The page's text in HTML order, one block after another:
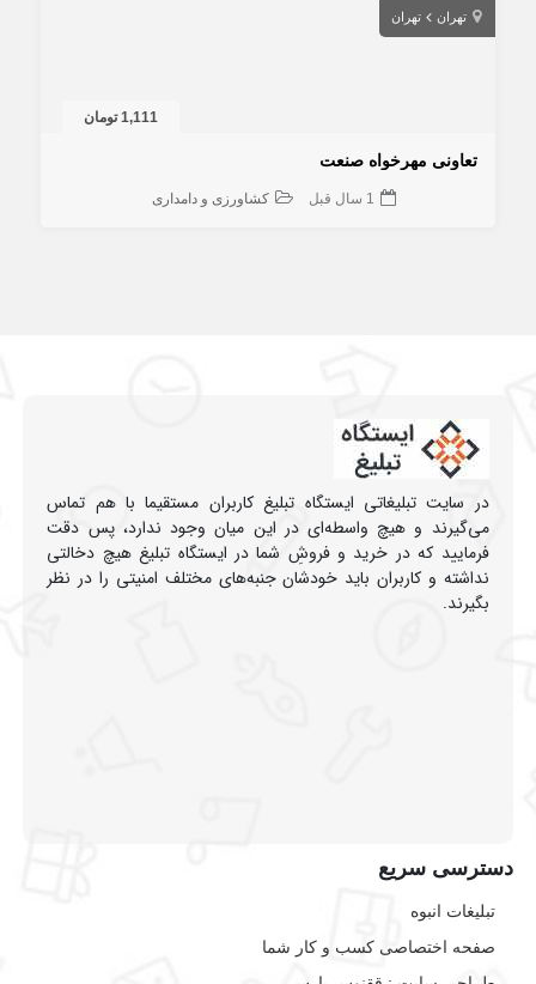
تهران تهران
1,111 تومان
تعاونی مهرخواه صنعت
1 سال قبل کشاورزی و دامداری
در سایت تبلیغاتی ایستگاه تبلیغ کاربران مستقیما با هم تماس
می‌گیرند و هیچ واسطه‌ای در این میان وجود ندارد، پس دقت
فرمایید که در خرید و فروشِ شما در ایستگاه تبلیغ هیچ دخالتی
نداشته و کاربران باید خودشان جنبه‌های مختلف امنیتی را در نظر
بگیرند.
دسترسی سریع
تبلیغات انبوه
صفحه اختصاصی کسب و کار شما